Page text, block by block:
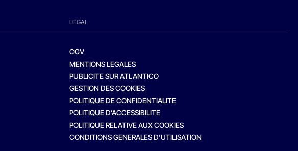
LEGAL
CGV
MENTIONS LEGALES
PUBLICITE SUR ATLANTICO
GESTION DES COOKIES
POLITIQUE DE CONFIDENTIALITE
POLITIQUE D’ACCESSIBILITE
POLITIQUE RELATIVE AUX COOKIES
CONDITIONS GENERALES D’UTILISATION